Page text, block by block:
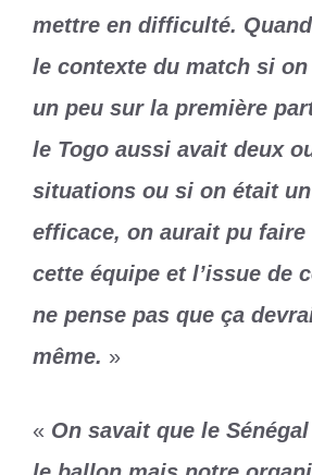
mettre en difficulté.
le contexte du match si
un peu sur la première
le Togo aussi avait deux
situations ou si on était
efficace, on aurait pu
cette équipe et l’issue de
ne pense pas que ça
même. »
« On savait que le